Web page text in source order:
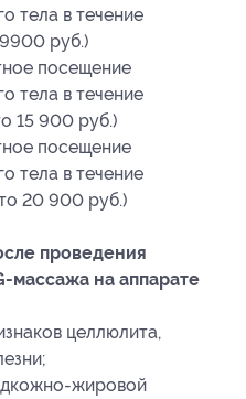
тела в течение
руб.)
посещение
тела в течение
15 900 руб.)
посещение
тела в течение
20 900 руб.)
проведения
массажа на аппарате
целлюлита,
жировой